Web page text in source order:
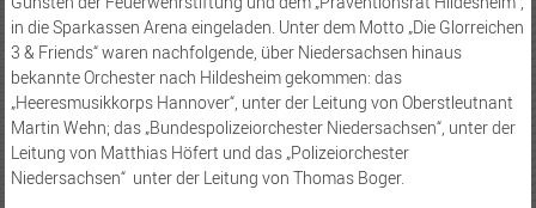
in die Sparkassen Arena eingeladen. Unter dem Motto „Die Glorreichen
3 & Friends“ waren nachfolgende, über Niedersachsen hinaus
bekannte Orchester nach Hildesheim gekommen: das
„Heeresmusikkorps Hannover“, unter der Leitung von Oberstleutnant
Martin Wehn; das „Bundespolizeiorchester Niedersachsen“, unter der
Leitung von Matthias Höfert und das „Polizeiorchester
Niedersachsen“ unter der Leitung von Thomas Boger.